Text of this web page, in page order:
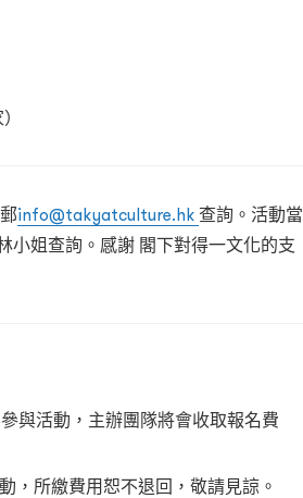
info@takyatculture.hk 查詢。活動當
小姐查詢。 感謝 閣下對得一文化的支
與活動，主辦團隊將會收取報名費
，所繳費用恕不退回，敬請見諒。